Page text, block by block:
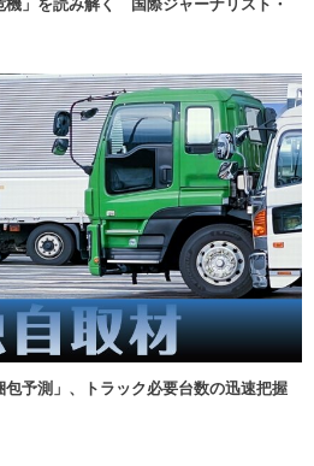
包予測」、トラック必要台数の迅速把握